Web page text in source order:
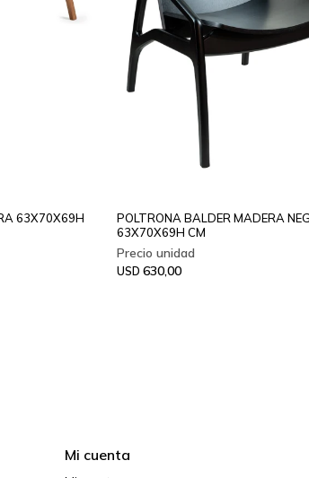
63X70X69H
POLTRONA BALDER MADERA
63X70X69H CM
USD 630,00
Mi cuenta